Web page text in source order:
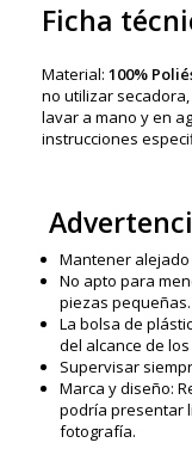
Ficha
Material: 100%
no utilizar
lavar a mano y en
instrucciones
Mantener
No apto para
piezas pequeñas.
La bolsa de
del alcance de
Supervisar
Marca y diseño:
podría presentar
fotografía.